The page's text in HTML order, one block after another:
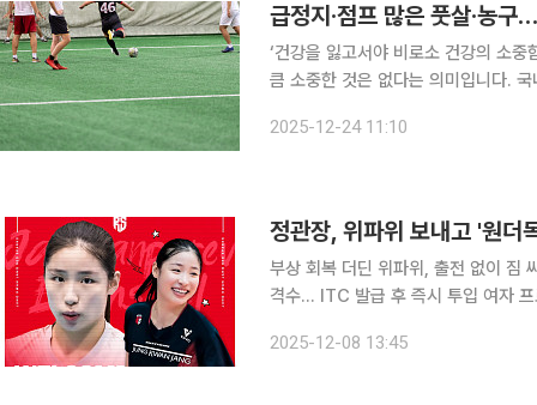
급정지·점프 많은 풋살·농
‘건강을 잃고서야 비로소 건강의 소
큼 소중한 것은 없다는 의미입니다.
츠의 무대는 풋살장과 실내 농구 코트
2025-12-24 11:10
정관장, 위파위 보내고 '원더
부상 회복 더딘 위파위, 출전 없이 짐
격수… ITC 발급 후 즉시 투입 여자 프로배구 정관장 레드스파크스가 부상 회복이 더딘 아시아쿼터
2025-12-08 13:45